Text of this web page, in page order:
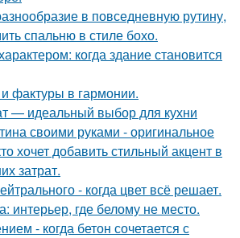
в повседневную рутину,
спальню в стиле бохо.
когда здание становится
фактуры в гармонии.
— идеальный выбор для кухни
своими руками - оригинальное
хочет добавить стильный акцент в
затрат.
- когда цвет всё решает.
интерьер, где белому не место.
- когда бетон сочетается с